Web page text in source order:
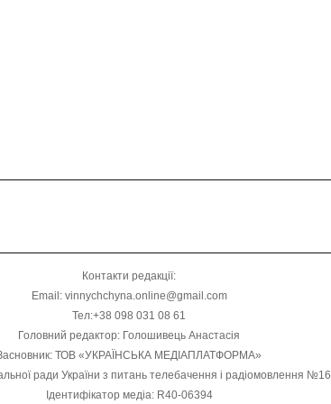
Контакти редакції:
Email: vinnychchyna.online@gmail.com
Тел:+38 098 031 08 61
Головний редактор: Голошивець Анастасія
ТОВ «УКРАЇНСЬКА МЕДІАПЛАТФОРМА»
ради України з питань телебачення і радіомовлення
Ідентифікатор медіа: R40-06394